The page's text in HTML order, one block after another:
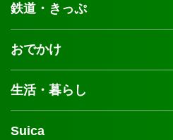
鉄道・きっぷ
おでかけ
生活・暮らし
Suica